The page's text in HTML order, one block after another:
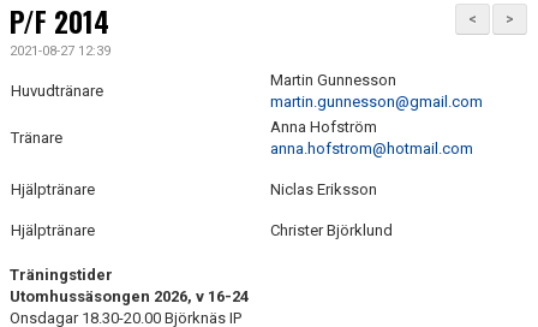
DOKUMENT
KONTAKT
>
<
P/F 2014
2021-08-27 12:39
Huvudtränare
Martin Gunnesson
martin.gunnesson@gmail.com
Tränare
Anna Hofström
anna.hofstrom@hotmail.com
Hjälptränare Niclas Eriksson
Hjälptränare Christer Björklund
Träningstider
Utomhussäsongen 2026, v 16-24
Onsdagar 18.30-20.00 Björknäs IP